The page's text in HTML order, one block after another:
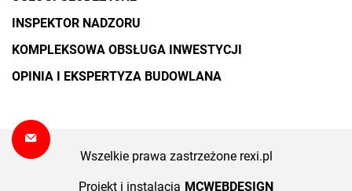
INSPEKTOR NADZORU
KOMPLEKSOWA OBSŁUGA INWESTYCJI
OPINIA I EKSPERTYZA BUDOWLANA
Wszelkie prawa zastrzeżone rexi.pl
Projekt i instalacja MCWEBDESIGN